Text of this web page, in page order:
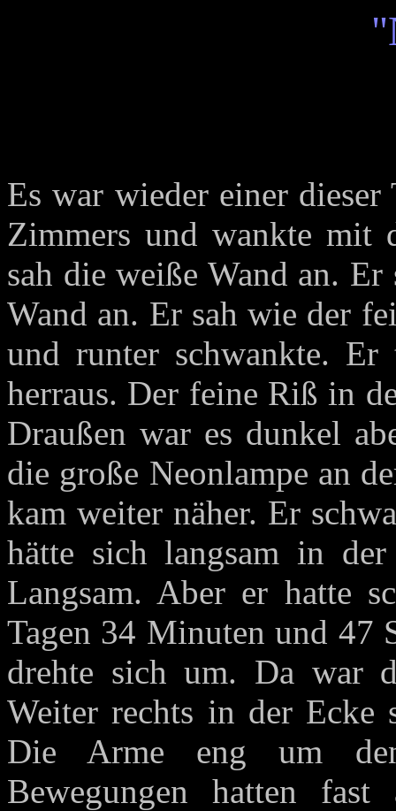
Es war wieder einer dieser
Zimmers und wankte mit
sah die weiße Wand an.
Wand an. Er sah wie der
und runter schwankte. Er
herraus. Der feine Riß in
Draußen war es dunkel
die große Neonlampe an
kam weiter näher. Er
hätte sich langsam in
Langsam. Aber er hatte
Tagen 34 Minuten und 47
drehte sich um. Da war
Weiter rechts in der Ecke
Die Arme eng um
Bewegungen hatten